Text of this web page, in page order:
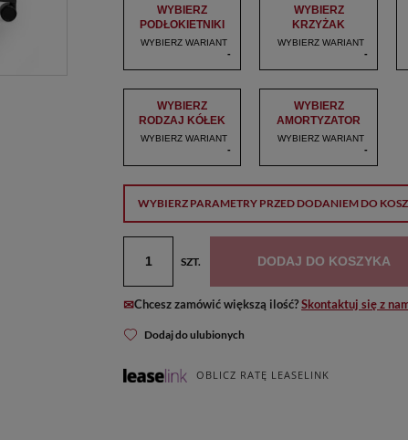
WYBIERZ
PODŁOKIETNIKI
WYBIERZ WARIANT
-
WYBIERZ
KRZYŻAK
WYBIERZ WARIANT
-
WYBIERZ
RODZAJ KÓŁEK
WYBIERZ WARIANT
-
WYBIERZ
AMORTYZATOR
WYBIERZ WARIANT
-
WYBIERZ PARAMETRY PRZED DODANIEM DO
SZT. DODAJ DO KOSZYKA
Chcesz zamówić większą ilość?Skontaktuj się z
Dodaj do ulubionych
OBLICZ RATĘ LEASELINK